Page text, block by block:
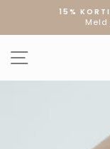
artikel
15%
Meld
SITE